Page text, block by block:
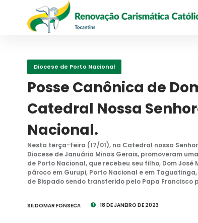
Diocese de Porto Nacional
Posse Canônica de
Catedral Nossa
Nacional.
Nesta terça-feira (17/01), na Catedral nossa
Diocese de Januária Minas Gerais, promoveram
de Porto Nacional, que recebeu seu filho, Dom
pároco em Gurupi, Porto Nacional e em
de Bispado sendo transferido pelo Papa Francisco
SILDOMAR FONSECA 18 DE JANEIRO DE 2023